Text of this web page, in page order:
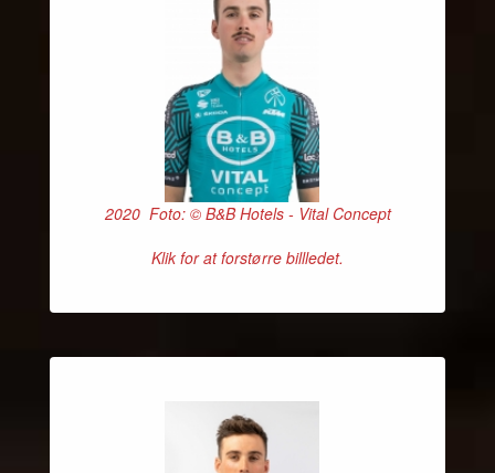
2020 Foto: © B&B Hotels - Vital Concept
Klik for at forstørre billledet.